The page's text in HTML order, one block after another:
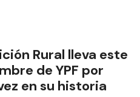
Rural lleva este
de YPF por
en su historia